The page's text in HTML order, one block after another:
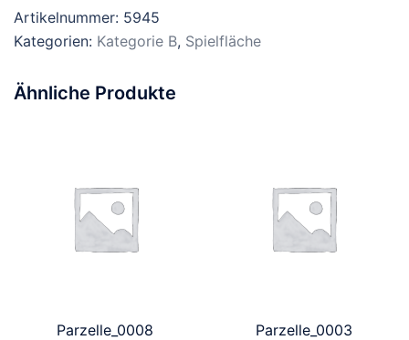
Artikelnummer: 5945
Kategorien: Kategorie B, Spielfläche
Ähnliche Produkte
Parzelle_0008 Parzelle_0003